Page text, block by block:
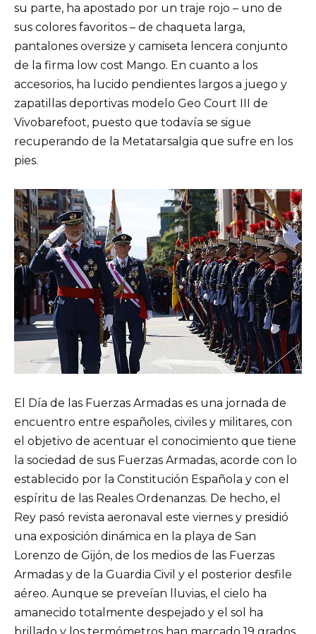
su parte, ha apostado por un traje rojo – uno de
sus colores favoritos – de chaqueta larga,
pantalones oversize y camiseta lencera conjunto
de la firma low cost Mango. En cuanto a los
accesorios, ha lucido pendientes largos a juego y
zapatillas deportivas modelo Geo Court III de
Vivobarefoot, puesto que todavía se sigue
recuperando de la Metatarsalgia que sufre en los
pies.
El Día de las Fuerzas Armadas es una jornada de
encuentro entre españoles, civiles y militares, con
el objetivo de acentuar el conocimiento que tiene
la sociedad de sus Fuerzas Armadas, acorde con lo
establecido por la Constitución Española y con el
espíritu de las Reales Ordenanzas. De hecho, el
Rey pasó revista aeronaval este viernes y presidió
una exposición dinámica en la playa de San
Lorenzo de Gijón, de los medios de las Fuerzas
Armadas y de la Guardia Civil y el posterior desfile
aéreo. Aunque se preveían lluvias, el cielo ha
amanecido totalmente despejado y el sol ha
brillado y los termómetros han marcado 19 grados,